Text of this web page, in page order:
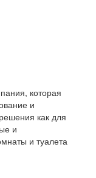
которая
и
как для
и
и туалета